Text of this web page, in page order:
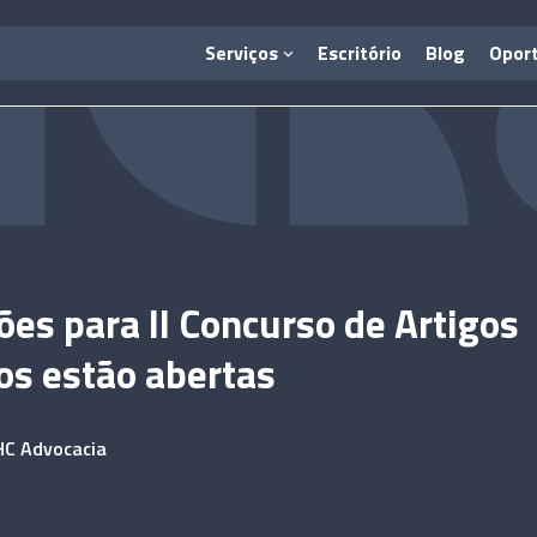
Serviços Escritório Blog
para II Concurso de Artigos
estão abertas
Advocacia